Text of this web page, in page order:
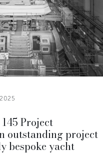
Project
outstanding project
bespoke yacht